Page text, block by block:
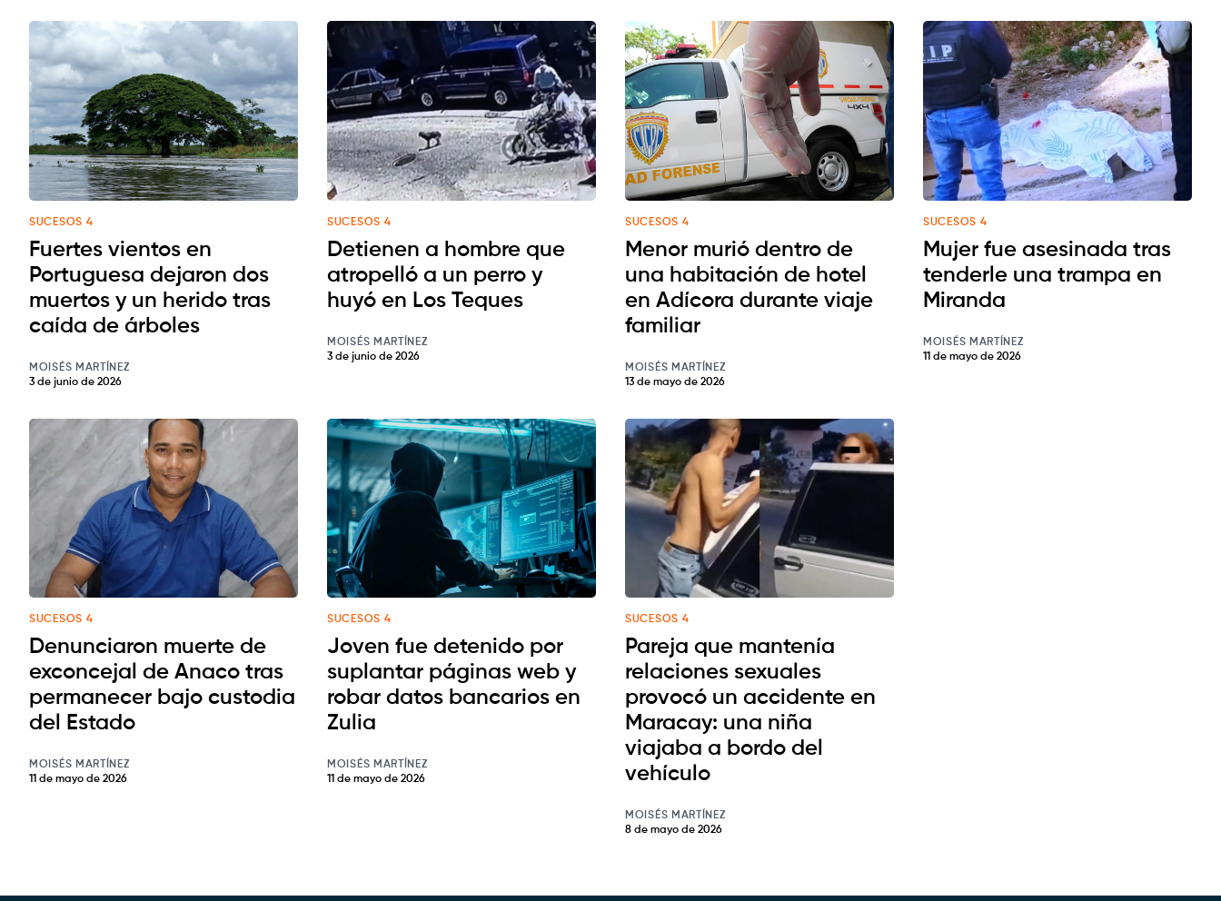
SUCESOS 4
Fuertes vientos en
Portuguesa dejaron dos
muertos y un herido tras
caída de árboles
MOISÉS MARTÍNEZ
3 de junio de 2026
SUCESOS 4
Detienen a hombre que
atropelló a un perro y
huyó en Los Teques
MOISÉS MARTÍNEZ
3 de junio de 2026
SUCESOS 4
Menor murió dentro de
una habitación de hotel
en Adícora durante viaje
familiar
MOISÉS MARTÍNEZ
13 de mayo de 2026
SUCESOS 4
Mujer fue asesinada tras
tenderle una trampa en
Miranda
MOISÉS MARTÍNEZ
11 de mayo de 2026
SUCESOS 4
Denunciaron muerte de
exconcejal de Anaco tras
permanecer bajo custodia
del Estado
MOISÉS MARTÍNEZ
11 de mayo de 2026
SUCESOS 4
Joven fue detenido por
suplantar páginas web y
robar datos bancarios en
Zulia
MOISÉS MARTÍNEZ
11 de mayo de 2026
SUCESOS 4
Pareja que mantenía
relaciones sexuales
provocó un accidente en
Maracay: una niña
viajaba a bordo del
vehículo
MOISÉS MARTÍNEZ
8 de mayo de 2026